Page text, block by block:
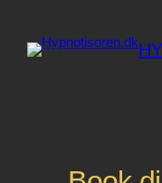
indhold